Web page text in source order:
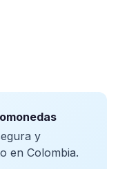
y
en Colombia.